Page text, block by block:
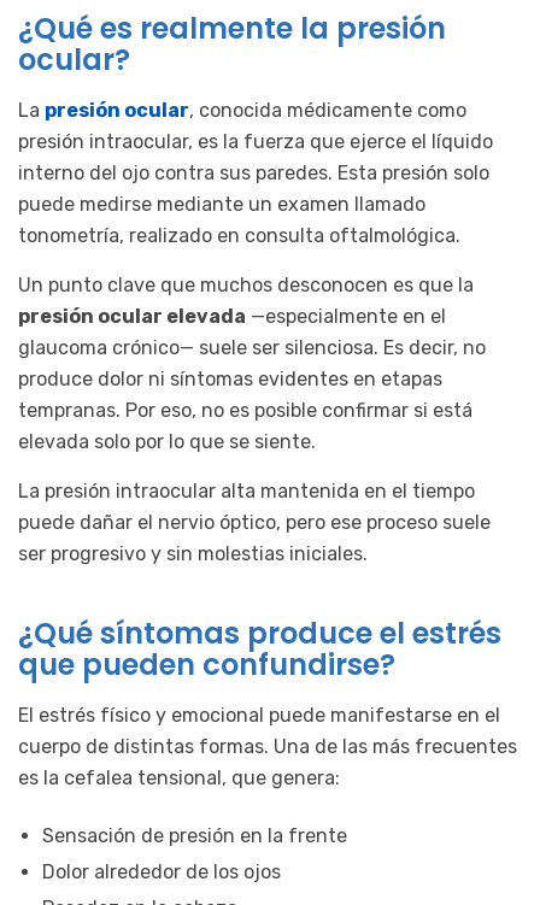
¿Qué es realmente la presión
ocular?
La presión ocular, conocida médicamente como
presión intraocular, es la fuerza que ejerce el líquido
interno del ojo contra sus paredes. Esta presión solo
puede medirse mediante un examen llamado
tonometría, realizado en consulta oftalmológica.
Un punto clave que muchos desconocen es que la
presión ocular elevada —especialmente en el
glaucoma crónico— suele ser silenciosa. Es decir, no
produce dolor ni síntomas evidentes en etapas
tempranas. Por eso, no es posible confirmar si está
elevada solo por lo que se siente.
La presión intraocular alta mantenida en el tiempo
puede dañar el nervio óptico, pero ese proceso suele
ser progresivo y sin molestias iniciales.
¿Qué síntomas produce el estrés
que pueden confundirse?
El estrés físico y emocional puede manifestarse en el
cuerpo de distintas formas. Una de las más frecuentes
es la cefalea tensional, que genera:
Sensación de presión en la frente
Dolor alrededor de los ojos